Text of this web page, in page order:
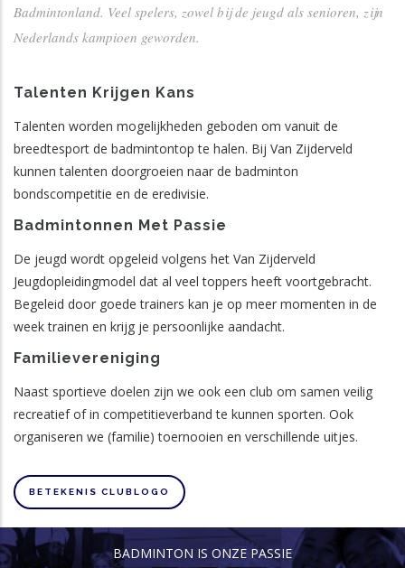
Badmintonland. Veel spelers, zowel bij de jeugd als senioren, zijn
Nederlands kampioen geworden.
Talenten Krijgen Kans
Talenten worden mogelijkheden geboden om vanuit de
breedtesport de badmintontop te halen. Bij Van Zijderveld
kunnen talenten doorgroeien naar de badminton
bondscompetitie en de eredivisie.
Badmintonnen Met Passie
De jeugd wordt opgeleid volgens het Van Zijderveld
Jeugdopleidingmodel dat al veel toppers heeft voortgebracht.
Begeleid door goede trainers kan je op meer momenten in de
week trainen en krijg je persoonlijke aandacht.
Familievereniging
Naast sportieve doelen zijn we ook een club om samen veilig
recreatief of in competitieverband te kunnen sporten. Ook
organiseren we (familie) toernooien en verschillende uitjes.
BETEKENIS CLUBLOGO
BADMINTON IS ONZE PASSIE